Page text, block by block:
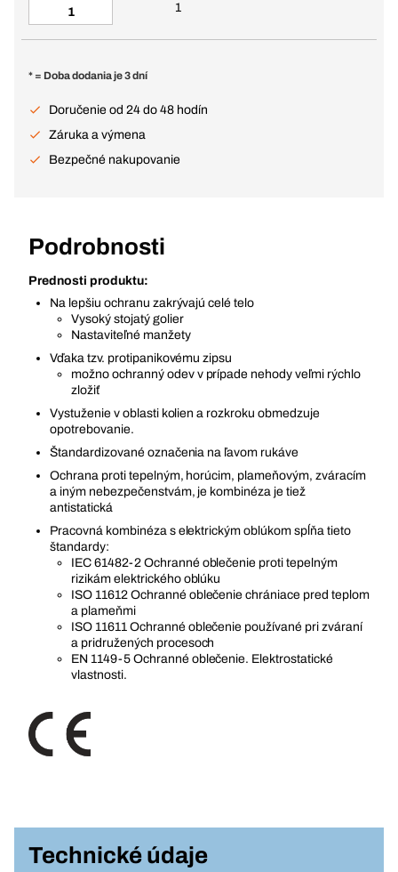
1
* = Doba dodania je 3 dní
Doručenie od 24 do 48 hodín
Záruka a výmena
Bezpečné nakupovanie
Podrobnosti
Prednosti produktu:
Na lepšiu ochranu zakrývajú celé telo
Vysoký stojatý golier
Nastaviteľné manžety
Vďaka tzv. protipanikovému zipsu
možno ochranný odev v prípade nehody veľmi rýchlo
zložiť
Vystuženie v oblasti kolien a rozkroku obmedzuje
opotrebovanie.
Štandardizované označenia na ľavom rukáve
Ochrana proti tepelným, horúcim, plameňovým, zváracím
a iným nebezpečenstvám, je kombinéza je tiež
antistatická
Pracovná kombinéza s elektrickým oblúkom spĺňa tieto
štandardy:
IEC 61482-2 Ochranné oblečenie proti tepelným
rizikám elektrického oblúku
ISO 11612 Ochranné oblečenie chrániace pred teplom
a plameňmi
ISO 11611 Ochranné oblečenie používané pri zváraní
a pridružených procesoch
EN 1149-5 Ochranné oblečenie. Elektrostatické
vlastnosti.
Technické údaje